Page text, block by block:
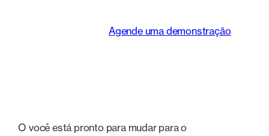
Agende uma demonstração
O você está pronto para mudar para o